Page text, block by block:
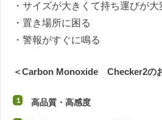
・サイズが大きくて持ち運びが大
・置き場所に困る
・警報がすぐに鳴る
＜Carbon Monoxide Checker2の
高品質・高感度